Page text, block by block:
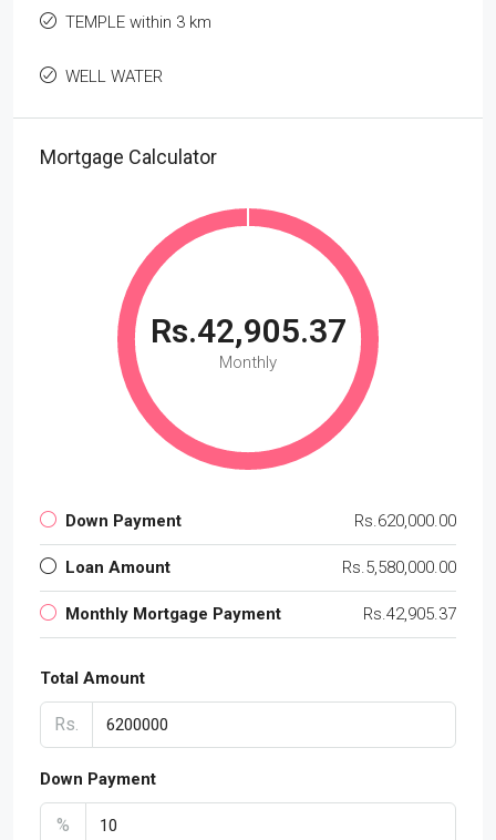
TEMPLE within 3 km
WELL WATER
Mortgage Calculator
Rs.42,905.37
Monthly
Down Payment Rs.620,000.00
Loan Amount Rs.5,580,000.00
Monthly Mortgage Payment Rs.42,905.37
Total Amount
Rs.
Down Payment
%